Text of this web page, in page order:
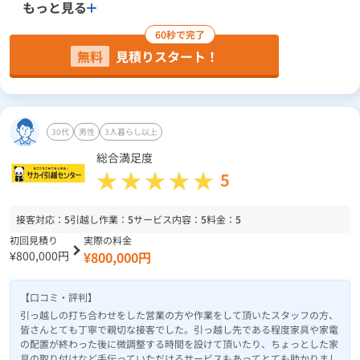
もっと見る
60秒で完了
無料 見積りスタート！
30代 男性 3人暮らし以上
総合満足度
5
接客対応： 5引越し作業： 5サービス内容： 5料金： 5
初回見積り
¥800,000円
実際の料金
¥800,000円
【口コミ・評判】
引っ越しの打ち合わせをした営業の方や作業をして頂いたスタッフの方、
皆さんとても丁寧で親切な接客でした。引っ越し先である程度家具や家電
の配置が終わった後に微調整する時間を設けて頂いたり、ちょっとした家